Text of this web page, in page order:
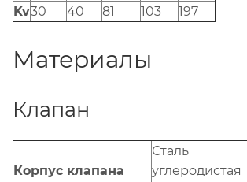
Kv30 40 81 103 197
Материалы
Клапан
Корпус клапана
Сталь
углеродистая